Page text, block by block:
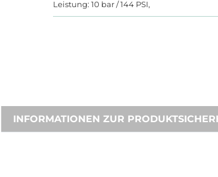
Leistung: 10 bar / 144 PSI,
INFORMATIONEN ZUR